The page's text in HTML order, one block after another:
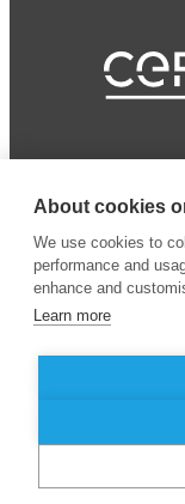
Business
About cookies
We use cookies to
performance and
enhance and
Learn more